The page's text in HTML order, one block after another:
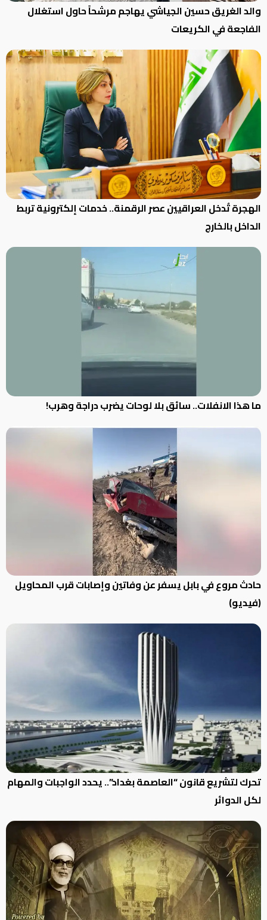
والد الغريق حسين الجياشي يهاجم مرشحاً حاول استغلال
الفاجعة في الكريعات
الهجرة تُدخل العراقيين عصر الرقمنة.. خدمات إلكترونية تربط
الداخل بالخارج
ما هذا الانفلات.. سائق بلا لوحات يضرب دراجة وهرب!
حادث مروع في بابل يسفر عن وفاتين وإصابات قرب المحاويل
(فيديو)
تحرك لتشريع قانون “العاصمة بغداد”.. يحدد الواجبات والمهام
لكل الدوائر